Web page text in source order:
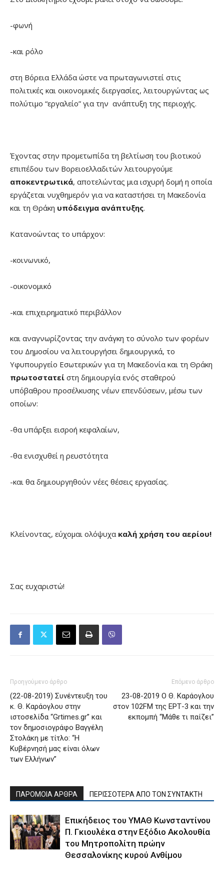
-φωνή
-και ρόλο
στη Βόρεια Ελλάδα ώστε να πρωταγωνιστεί στις
πολιτικές και οικονομικές διεργασίες, λειτουργώντας ως
πολύτιμο “εργαλείο” για την ανάπτυξη της περιοχής.
Έχοντας στην προμετωπίδα τη βελτίωση του βιοτικού
επιπέδου των Βορειοελλαδιτών λειτουργούμε
αποκεντρωτικά, αποτελώντας μια ισχυρή δομή η οποία
εργάζεται νυχθημερόν για να καταστήσει τη Μακεδονία
και τη Θράκη υπόδειγμα ανάπτυξης.
Κατανοώντας το υπάρχον:
-κοινωνικό,
-οικονομικό
-και επιχειρηματικό περιβάλλον
και αναγνωρίζοντας την ανάγκη το σύνολο των φορέων
του Δημοσίου να λειτουργήσει δημιουργικά, το
Υφυπουργείο Εσωτερικών για τη Μακεδονία και τη Θράκη
πρωτοστατεί στη δημιουργία ενός σταθερού
υπόβαθρου προσέλκυσης νέων επενδύσεων, μέσω των
οποίων:
-θα υπάρξει εισροή κεφαλαίων,
-θα ενισχυθεί η ρευστότητα
-και θα δημιουργηθούν νέες θέσεις εργασίας.
Κλείνοντας, εύχομαι ολόψυχακαλή χρήση του αερίου!
Σας ευχαριστώ!
Προηγούμενο άρθρο
(22-08-2019) Συνέντευξη του
κ. Θ. Καράογλου στην
ιστοσελίδα “Grtimes.gr” και
τον δημοσιογράφο Βαγγέλη
Στολάκη με τίτλο: “Η
Κυβέρνησή μας είναι όλων
των Ελλήνων”
Επόμενο άρθρο
23-08-2019 Ο Θ. Καράογλου
στον 102FM της ΕΡΤ-3 και την
εκπομπή “Μάθε τι παίζει”
ΠΑΡΟΜΟΙΑ ΑΡΘΡΑ ΠΕΡΙΣΣΟΤΕΡΑ ΑΠΟ ΤΟΝ ΣΥΝΤΑΚΤΗ
Επικήδειος του ΥΜΑΘ Κωνσταντίνου
Π. Γκιουλέκα στην Εξόδιο Ακολουθία
του Μητροπολίτη πρώην
Θεσσαλονίκης κυρού Ανθίμου